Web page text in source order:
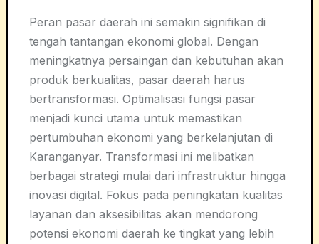
Peran pasar daerah ini semakin signifikan di
tengah tantangan ekonomi global. Dengan
meningkatnya persaingan dan kebutuhan akan
produk berkualitas, pasar daerah harus
bertransformasi. Optimalisasi fungsi pasar
menjadi kunci utama untuk memastikan
pertumbuhan ekonomi yang berkelanjutan di
Karanganyar. Transformasi ini melibatkan
berbagai strategi mulai dari infrastruktur hingga
inovasi digital. Fokus pada peningkatan kualitas
layanan dan aksesibilitas akan mendorong
potensi ekonomi daerah ke tingkat yang lebih